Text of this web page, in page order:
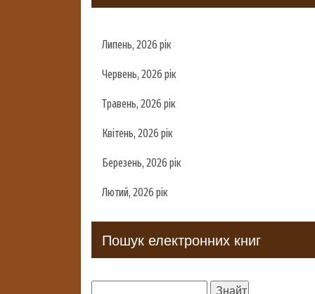
Липень, 2026 рік
Червень, 2026 рік
Травень, 2026 рік
Квітень, 2026 рік
Березень, 2026 рік
Лютий, 2026 рік
Пошук електронних книг